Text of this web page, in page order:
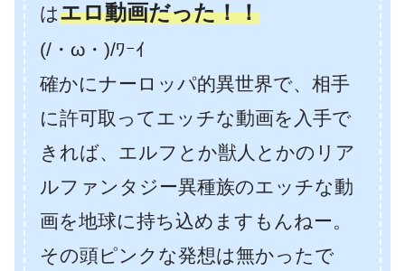
はエロ動画だった！！
(/・ω・)/ﾜｰｲ
確かにナーロッパ的異世界で、相手
に許可取ってエッチな動画を入手で
きれば、エルフとか獣人とかのリア
ルファンタジー異種族のエッチな動
画を地球に持ち込めますもんねー。
その頭ピンクな発想は無かったで